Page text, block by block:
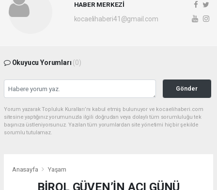
HABER MERKEZİ
kocaelihaberi41@gmail.com
Okuyucu Yorumları (0)
Gönder
Yorum yazarak Topluluk Kuralları’nı kabul etmiş bulunuyor ve kocaelihaberi.com
sitesine yaptığınız yorumunuzla ilgili doğrudan veya dolaylı tüm sorumluluğu tek
başınıza üstleniyorsunuz. Yazılan tüm yorumlardan site yönetimi hiçbir şekilde
sorumlu tutulamaz.
Anasayfa Yaşam
BİROL GÜVEN’İN ACI GÜNÜ